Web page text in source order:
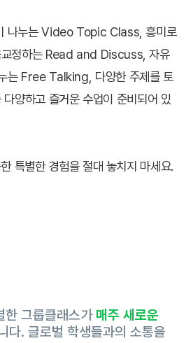
나누는 Video Topic Class, 흥미로
교정하는 Read and Discuss, 자유
는 Free Talking, 다양한 주제를 토
양하고 즐거운 수업이 준비되어 있
특별한 경험을 절대 놓치지 마세요.
한 그룹클래스가 매주 새로운
다. 글로벌 학생들과의 소통을